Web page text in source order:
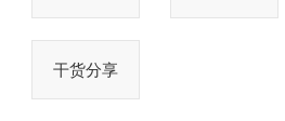
干货分享